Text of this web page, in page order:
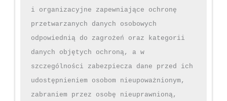
i organizacyjne zapewniające ochronę
przetwarzanych danych osobowych
odpowiednią do zagrożeń oraz kategorii
danych objętych ochroną, a w
szczególności zabezpiecza dane przed ich
udostępnieniem osobom nieupoważnionym,
zabraniem przez osobę nieuprawnioną,